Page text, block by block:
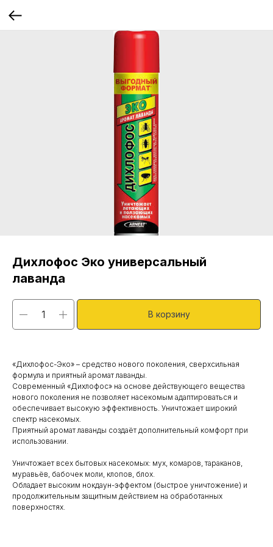
Дихлофос Эко универсальный
лаванда
В корзину
«Дихлофос-Эко» – средство нового поколения, сверхсильная
формула и приятный аромат лаванды.
Современный «Дихлофос» на основе действующего вещества
нового поколения не позволяет насекомым адаптироваться и
обеспечивает высокую эффективность. Уничтожает широкий
спектр насекомых.
Приятный аромат лаванды создаёт дополнительный комфорт при
использовании.
Уничтожает всех бытовых насекомых: мух, комаров, тараканов,
муравьёв, бабочек моли, клопов, блох.
Обладает высоким нокдаун-эффектом (быстрое уничтожение) и
продолжительным защитным действием на обработанных
поверхностях.